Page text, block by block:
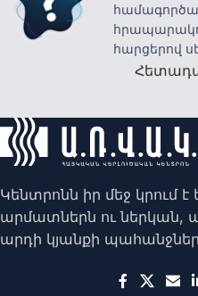
հարցերով
Կենտրոնն իր մեջ կրում է
արմատներն ու ներկան,
արդի կյանքի